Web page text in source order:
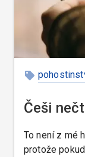
Češi
To není z mé
protože